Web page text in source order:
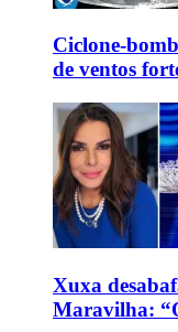
Ciclone-
de ventos
Xuxa
Maravilha: